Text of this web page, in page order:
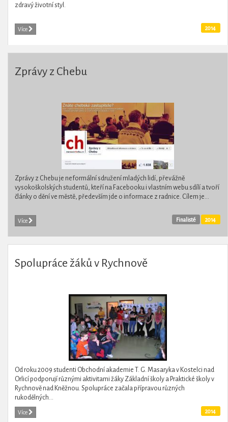
zdravý životní styl.
Více 2014
Zprávy z Chebu
Zprávy z Chebu je neformální sdružení mladých lidí, převážně
vysokoškolských studentů, kteří na Facebooku i vlastním webu sdílí a tvoří
články o dění ve městě, především jde o informace z radnice. Cílem je...
Více 2014
Finalisté
Spolupráce žáků v Rychnově
Od roku 2009 studenti Obchodní akademie T. G. Masaryka v Kostelci nad
Orlicí podporují různými aktivitami žáky Základní školy a Praktické školy v
Rychnově nad Kněžnou. Spolupráce začala přípravou různých
rukodělných...
Více 2014